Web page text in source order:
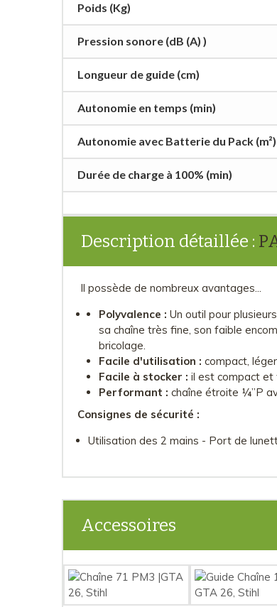
Poids (Kg)
Pression sonore (dB (A) )
Longueur de guide (cm)
Autonomie en temps (min)
Autonomie avec Batterie du Pack (m²)
Durée de charge à 100% (min)
Description détaillée :
Il possède de nombreux avantages...
Polyvalence : Un outil pour
sa chaîne très fine, son faible
bricolage.
Facile d'utilisation : compact,
Facile à stocker : il est compact et
Performant : chaîne étroite ¼’’P
Consignes de sécurité :
Utilisation des 2 mains - Port de
Accessoires